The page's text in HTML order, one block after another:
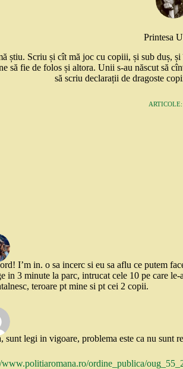
Printesa
știu. Scriu și cît mă joc cu copiii, și sub duș,
să fie de folos și altora. Unii s-au născut să
să scriu declarații de dragoste
I’m in. o sa incerc si eu sa aflu ce putem
in 3 minute la parc, intrucat cele 10 pe care
teroare pt mine si pt cei 2 copii.
sunt legi in vigoare, problema este ca nu sunt
www.politiaromana.ro/ordine_publica/